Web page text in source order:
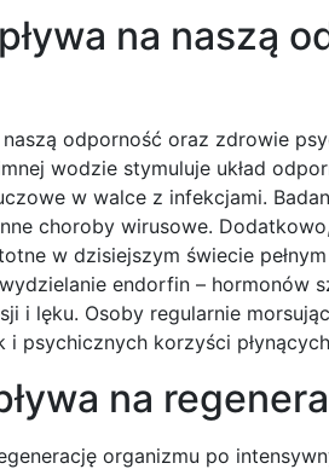
na naszą
odporność oraz zdrowie
wodzie stymuluje układ
w walce z infekcjami.
choroby wirusowe.
w dzisiejszym świecie
endorfin – hormonów
i lęku. Osoby regularnie
psychicznych korzyści
na
organizmu po